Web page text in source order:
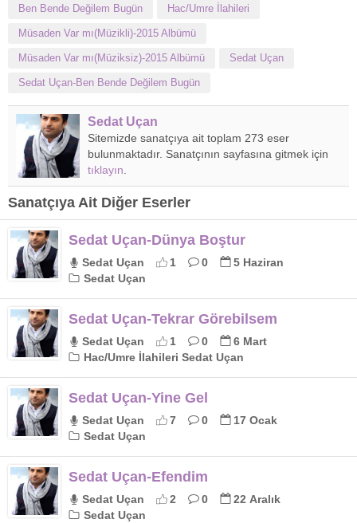
Ben Bende Değilem Bugün Hac/Umre İlahileri
Müsaden Var mı(Müzikli)-2015 Albümü
Müsaden Var mı(Müziksiz)-2015 Albümü Sedat Uçan
Sedat Uçan-Ben Bende Değilem Bugün
Sedat Uçan
Sitemizde sanatçıya ait toplam 273 eser
bulunmaktadır. Sanatçının sayfasına gitmek için
tıklayın
Sanatçıya Ait Diğer Eserler
Sedat Uçan-Dünya Boştur
Sedat Uçan 1 0
5 Haziran
Sedat Uçan
Sedat Uçan-Tekrar Görebilsem
Sedat Uçan 1 0
6 Mart
Hac/Umre İlahileri Sedat Uçan
Sedat Uçan-Yine Gel
Sedat Uçan 7 0
17 Ocak
Sedat Uçan
Sedat Uçan-Efendim
Sedat Uçan 2 0
22 Aralık
Sedat Uçan